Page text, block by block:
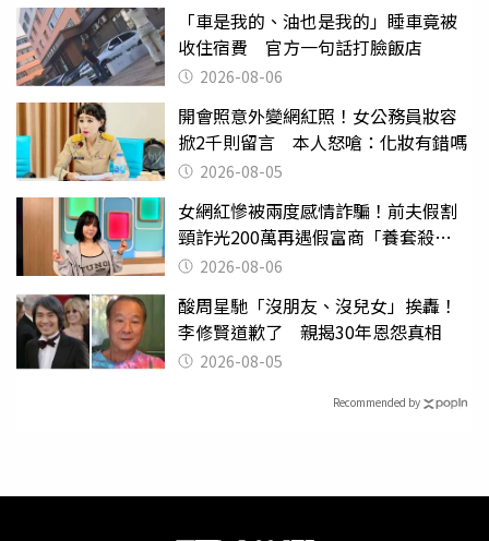
「車是我的、油也是我的」睡車竟被
收住宿費 官方一句話打臉飯店
2026-08-06
開會照意外變網紅照！女公務員妝容
掀2千則留言 本人怒嗆：化妝有錯嗎
2026-08-05
女網紅慘被兩度感情詐騙！前夫假割
頸詐光200萬再遇假富商「養套殺
2000萬」
2026-08-06
酸周星馳「沒朋友、沒兒女」挨轟！
李修賢道歉了 親揭30年恩怨真相
2026-08-05
Recommended by